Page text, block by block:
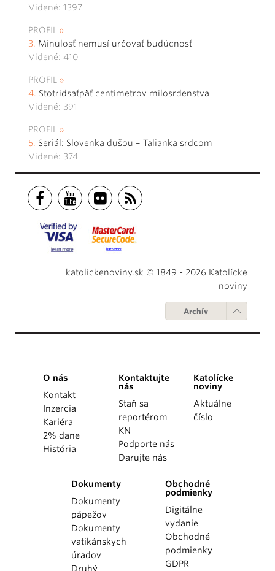
Videné: 1397
PROFIL
Minulosť nemusí určovať budúcnosť
Videné: 410
PROFIL
Stotridsaťpäť centimetrov milosrdenstva
Videné: 391
PROFIL
Seriál: Slovenka dušou – Talianka srdcom
Videné: 374
katolickenoviny.sk © 1849 - 2026 Katolícke
noviny
Archív
O nás
Kontakt
Inzercia
Kariéra
2% dane
História
Kontaktujte
nás
Staň sa
reportérom
KN
Podporte nás
Darujte nás
Katolícke
noviny
Aktuálne
číslo
Dokumenty
Dokumenty
pápežov
Dokumenty
vatikánskych
úradov
Druhý
Obchodné
podmienky
Digitálne
vydanie
Obchodné
podmienky
GDPR